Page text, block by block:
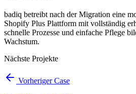
badiq betreibt nach der Migration eine
Shopify Plus Plattform mit vollständig
schnelle Prozesse und einfache Pflege
Wachstum.
Nächste Projekte
Vorheriger Case